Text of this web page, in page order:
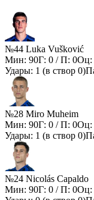
№44 Luka Vušković
Мин: 90Г: 0 / П: 0Оц:
Удары: 1 (в створ 0)
№28 Miro Muheim
Мин: 90Г: 0 / П: 0Оц:
Удары: 1 (в створ 0)
№24 Nicolás Capaldo
Мин: 90Г: 0 / П: 0Оц: